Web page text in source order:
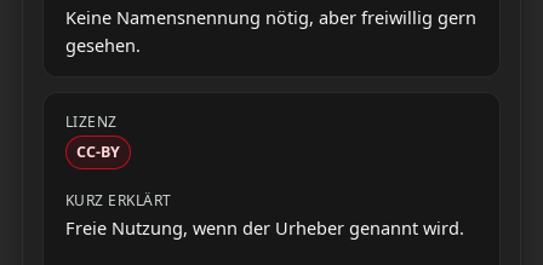
Keine Namensnennung nötig, aber freiwillig gern
gesehen.
CC-BY
Freie Nutzung, wenn der Urheber genannt wird.